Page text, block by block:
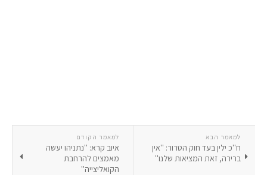
למאמר הקודם
איוב קרא: ''נתניהו יעשה
מאמצים להרחבת
הקואליצייה''
למאמר הבא
ח''כ ילין בעד חוק הטרור: ''אין
ברירה, זאת המציאות שלנו''